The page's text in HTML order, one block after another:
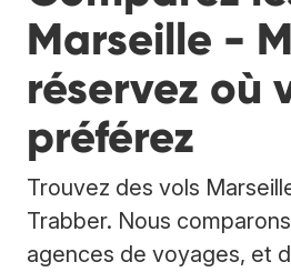
Marseille -
réservez où
préférez
Trouvez des vols
Trabber. Nous
agences de voyages, et